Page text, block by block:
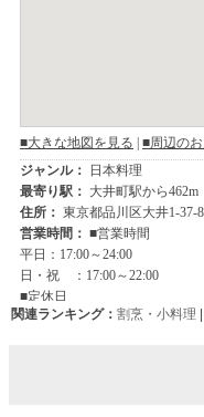
関連ランキング： 割烹・小料理 |